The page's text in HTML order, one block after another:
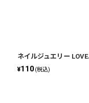
ネイルジュエリー
¥110(税込)